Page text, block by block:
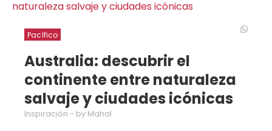
Pacífico
Australia: descubrir el
continente entre naturaleza
salvaje y ciudades icónicas
Inspiración - by Mahal